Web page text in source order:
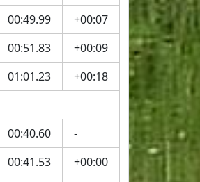
00:49.99
+00:07
00:51.83
+00:09
01:01.23
+00:18
00:40.60
-
00:41.53
+00:00